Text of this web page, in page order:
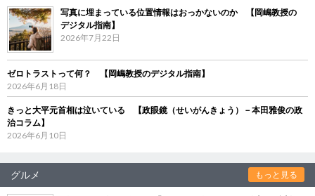
写真に埋まっている位置情報はおっかないのか 【岡嶋教授の
デジタル指南】
2026年7月22日
ゼロトラストって何？ 【岡嶋教授のデジタル指南】
2026年6月18日
きっと大平元首相は泣いている 【政眼鏡（せいがんきょう）－本田雅俊の政
治コラム】
2026年6月10日
グルメ もっと見る